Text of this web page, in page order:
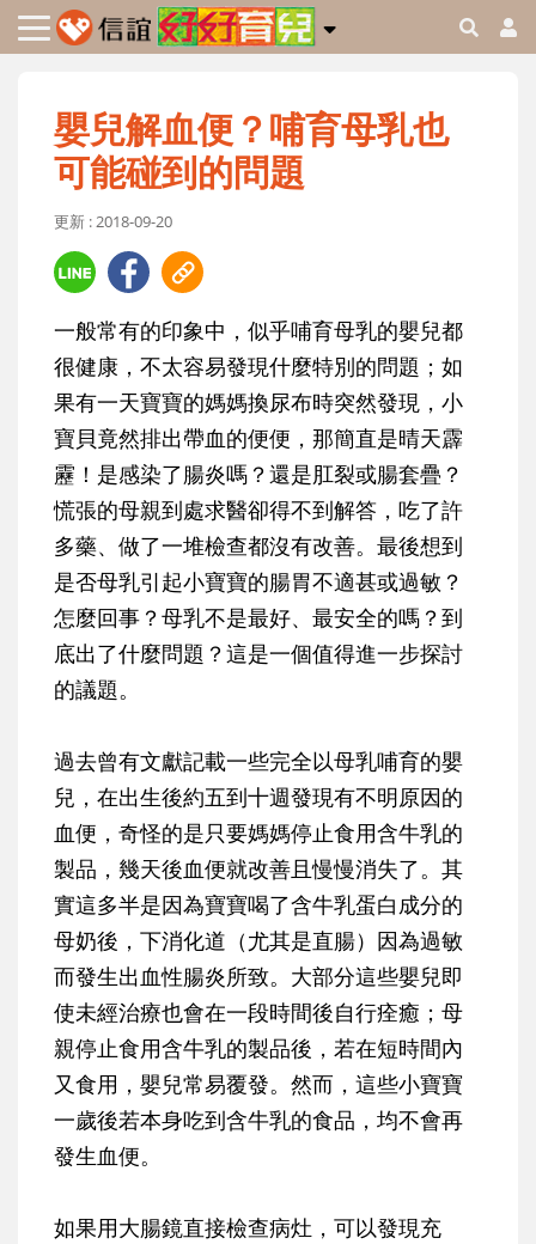
嬰兒解血便？哺育母乳也
可能碰到的問題
更新 : 2018-09-20
一般常有的印象中，似乎哺育母乳的嬰兒都
很健康，不太容易發現什麼特別的問題；如
果有一天寶寶的媽媽換尿布時突然發現，小
寶貝竟然排出帶血的便便，那簡直是晴天霹
靂！是感染了腸炎嗎？還是肛裂或腸套疊？
慌張的母親到處求醫卻得不到解答，吃了許
多藥、做了一堆檢查都沒有改善。最後想到
是否母乳引起小寶寶的腸胃不適甚或過敏？
怎麼回事？母乳不是最好、最安全的嗎？到
底出了什麼問題？這是一個值得進一步探討
的議題。
過去曾有文獻記載一些完全以母乳哺育的嬰
兒，在出生後約五到十週發現有不明原因的
血便，奇怪的是只要媽媽停止食用含牛乳的
製品，幾天後血便就改善且慢慢消失了。其
實這多半是因為寶寶喝了含牛乳蛋白成分的
母奶後，下消化道（尤其是直腸）因為過敏
而發生出血性腸炎所致。大部分這些嬰兒即
使未經治療也會在一段時間後自行痊癒；母
親停止食用含牛乳的製品後，若在短時間內
又食用，嬰兒常易覆發。然而，這些小寶寶
一歲後若本身吃到含牛乳的食品，均不會再
發生血便。
如果用大腸鏡直接檢查病灶，可以發現充